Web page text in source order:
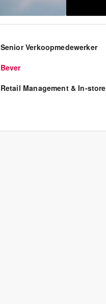
Senior Verkoopmedewerker
Bever
Retail Management & In-store